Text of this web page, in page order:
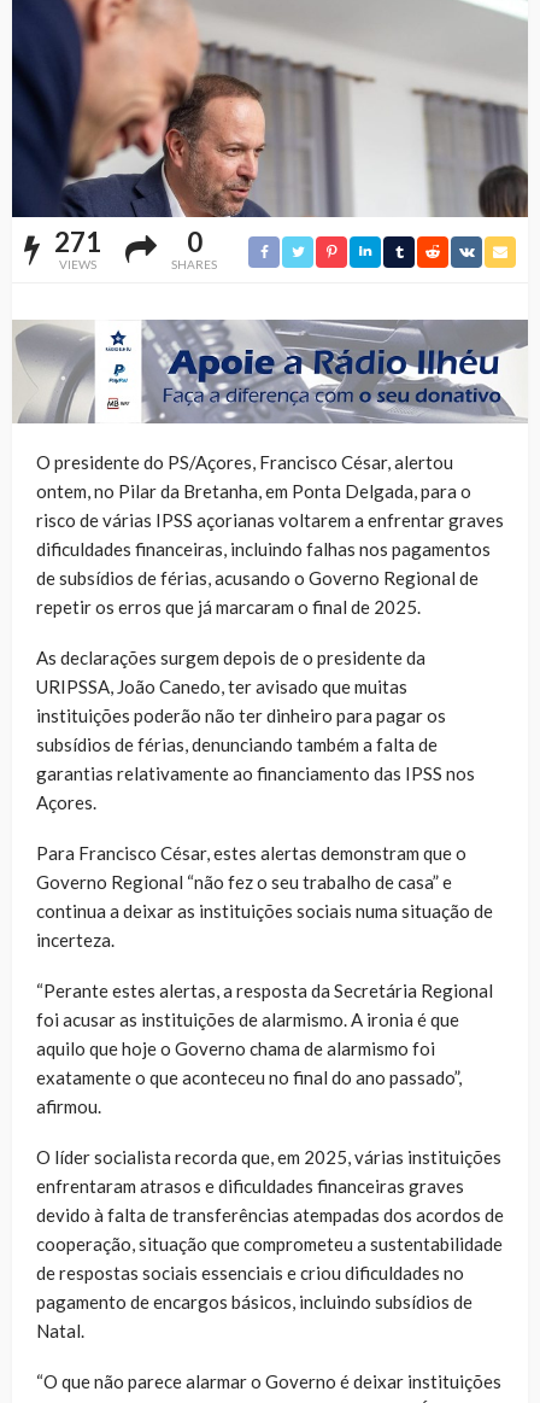
271
VIEWS
0
SHARES
O presidente do PS/Açores, Francisco César, alertou
ontem, no Pilar da Bretanha, em Ponta Delgada, para o
risco de várias IPSS açorianas voltarem a enfrentar graves
dificuldades financeiras, incluindo falhas nos pagamentos
de subsídios de férias, acusando o Governo Regional de
repetir os erros que já marcaram o final de 2025.
As declarações surgem depois de o presidente da
URIPSSA, João Canedo, ter avisado que muitas
instituições poderão não ter dinheiro para pagar os
subsídios de férias, denunciando também a falta de
garantias relativamente ao financiamento das IPSS nos
Açores.
Para Francisco César, estes alertas demonstram que o
Governo Regional “não fez o seu trabalho de casa” e
continua a deixar as instituições sociais numa situação de
incerteza.
“Perante estes alertas, a resposta da Secretária Regional
foi acusar as instituições de alarmismo. A ironia é que
aquilo que hoje o Governo chama de alarmismo foi
exatamente o que aconteceu no final do ano passado”,
afirmou.
O líder socialista recorda que, em 2025, várias instituições
enfrentaram atrasos e dificuldades financeiras graves
devido à falta de transferências atempadas dos acordos de
cooperação, situação que comprometeu a sustentabilidade
de respostas sociais essenciais e criou dificuldades no
pagamento de encargos básicos, incluindo subsídios de
Natal.
“O que não parece alarmar o Governo é deixar instituições